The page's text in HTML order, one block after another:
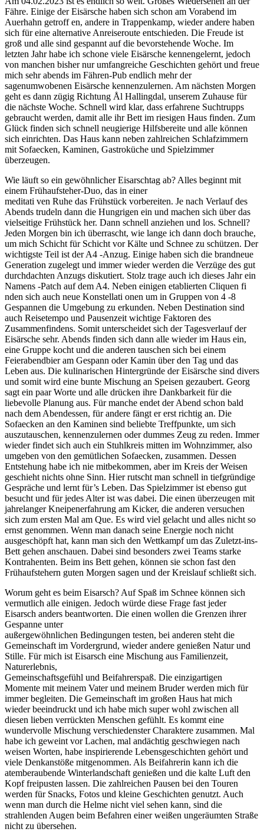
Fähre. Einige der Eisärsche haben sich schon am Vorabend im
Auerhahn getroff en, andere in Trappenkamp, wieder andere haben
sich für eine alternative Anreiseroute entschieden. Die Freude ist
groß und alle sind gespannt auf die bevorstehende Woche. Im
letzten Jahr habe ich schone viele Eisärsche kennengelernt, jedoch
von manchen bisher nur umfangreiche Geschichten gehört und freue
mich sehr abends im Fähren-Pub endlich mehr der
sagenumwobenen Eisärsche kennenzulernen. Am nächsten Morgen
geht es dann zügig Richtung Ål Hallingdal, unserem Zuhause für
die nächste Woche. Schnell wird klar, dass erfahrene Suchtrupps
gebraucht werden, damit alle ihr Bett im riesigen Haus finden. Zum
Glück finden sich schnell neugierige Hilfsbereite und alle können
sich einrichten. Das Haus kann neben zahlreichen Schlafzimmern
mit Sofaecken, Kaminen, Gastroküche und Spielzimmer
überzeugen.
Wie läuft so ein gewöhnlicher Eisarschtag ab? Alles beginnt mit
einem Frühaufsteher-Duo, das in einer
meditati ven Ruhe das Frühstück vorbereiten. Je nach Verlauf des
Abends trudeln dann die Hungrigen ein und machen sich über das
vielseitige Frühstück her. Dann schnell anziehen und los. Schnell?
Jeden Morgen bin ich überrascht, wie lange ich dann doch brauche,
um mich Schicht für Schicht vor Kälte und Schnee zu schützen. Der
wichtigste Teil ist der A4 -Anzug. Einige haben sich die brandneue
Generation zugelegt und immer wieder werden die Verzüge des gut
durchdachten Anzugs diskutiert. Stolz trage auch ich dieses Jahr ein
Namens -Patch auf dem A4. Neben einigen etablierten Cliquen fi
nden sich auch neue Konstellati onen um in Gruppen von 4 -8
Gespannen die Umgebung zu erkunden. Neben Destination sind
auch Reisetempo und Pausenzeit wichtige Faktoren des
Zusammenfindens. Somit unterscheidet sich der Tagesverlauf der
Eisärsche sehr. Abends finden sich dann alle wieder im Haus ein,
eine Gruppe kocht und die anderen tauschen sich bei einem
Feierabendbier am Gespann oder Kamin über den Tag und das
Leben aus. Die kulinarischen Hintergründe der Eisärsche sind divers
und somit wird eine bunte Mischung an Speisen gezaubert. Georg
sagt ein paar Worte und alle drücken ihre Dankbarkeit für die
liebevolle Planung aus. Für manche endet der Abend schon bald
nach dem Abendessen, für andere fängt er erst richtig an. Die
Sofaecken an den Kaminen sind beliebte Treffpunkte, um sich
auszutauschen, kennenzulernen oder dummes Zeug zu reden. Immer
wieder findet sich auch ein Stuhlkreis mitten im Wohnzimmer, also
umgeben von den gemütlichen Sofaecken, zusammen. Dessen
Entstehung habe ich nie mitbekommen, aber im Kreis der Weisen
geschieht nichts ohne Sinn. Hier rutscht man schnell in tiefgründige
Gespräche und lernt für’s Leben. Das Spielzimmer ist ebenso gut
besucht und für jedes Alter ist was dabei. Die einen überzeugen mit
jahrelanger Kneipenerfahrung am Kicker, die anderen versuchen
sich zum ersten Mal am Que. Es wird viel gelacht und alles nicht so
ernst genommen. Wenn man danach seine Energie noch nicht
ausgeschöpft hat, kann man sich den Wettkampf um das Zuletzt-ins-
Bett gehen anschauen. Dabei sind besonders zwei Teams starke
Kontrahenten. Beim ins Bett gehen, können sie schon fast den
Frühaufstehern guten Morgen sagen und der Kreislauf schließt sich.
Worum geht es beim Eisarsch? Auf Spaß im Schnee können sich
vermutlich alle einigen. Jedoch würde diese Frage fast jeder
Eisarsch anders beantworten. Die einen wollen die Grenzen ihrer
Gespanne unter
außergewöhnlichen Bedingungen testen, bei anderen steht die
Gemeinschaft im Vordergrund, wieder andere genießen Natur und
Stille. Für mich ist Eisarsch eine Mischung aus Familienzeit,
Naturerlebnis,
Gemeinschaftsgefühl und Beifahrerspaß. Die einzigartigen
Momente mit meinem Vater und meinem Bruder werden mich für
immer begleiten. Die Gemeinschaft im großen Haus hat mich
wieder beeindruckt und ich habe mich super wohl zwischen all
diesen lieben verrückten Menschen gefühlt. Es kommt eine
wundervolle Mischung verschiedenster Charaktere zusammen. Mal
habe ich geweint vor Lachen, mal andächtig geschwiegen nach
weisen Worten, habe inspirierende Lebensgeschichten gehört und
viele Denkanstöße mitgenommen. Als Beifahrerin kann ich die
atemberaubende Winterlandschaft genießen und die kalte Luft den
Kopf freipusten lassen. Die zahlreichen Pausen bei den Touren
werden für Snacks, Fotos und kleine Geschichten genutzt. Auch
wenn man durch die Helme nicht viel sehen kann, sind die
strahlenden Augen beim Befahren einer weißen ungeräumten Straße
nicht zu übersehen.